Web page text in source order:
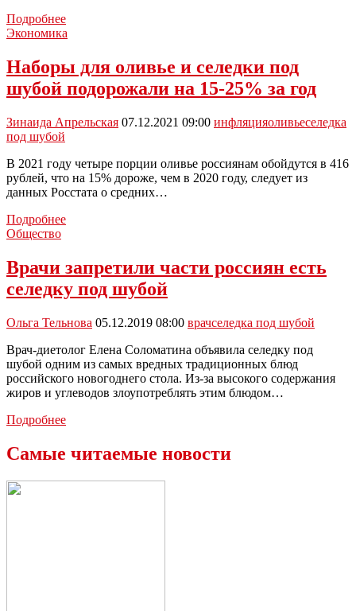
ПодробнееСамые
вредные,
салаты
в
Экономика
Наборы для оливье и селедки под
шубой подорожали на 15-25% за год
Зинаида Апрельская 07.12.2021 09:00 инфляцияоливьеселедка
под шубой
В 2021 году четыре порции оливье россиянам обойдутся в 416
рублей, что на 15% дороже, чем в 2020 году, следует из
данных Росстата о средних…
ПодробнееНаборы
селедки
под
подорожали
на
15-
25%
за
год
Общество
Врачи запретили части россиян есть
селедку под шубой
Ольга Тельнова 05.12.2019 08:00 врачселедка под шубой
Врач-диетолог Елена Соломатина объявила селедку под
шубой одним из самых вредных традиционных блюд
российского новогоднего стола. Из-за высокого содержания
жиров и углеводов злоупотреблять этим блюдом…
ПодробнееВрачи
россиян
Самые читаемые новости